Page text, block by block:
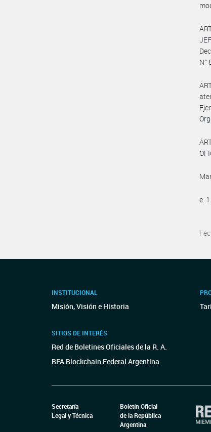
N°
e.
INSTITUCIONAL
Misión, Visión e Historia
SITIOS DE INTERÉS
Red de Boletines Oficiales de la R. A.
BFA Blockchain Federal Argentina
Secretaría
Legal y Técnica
Boletín Oficial
de la República
Argentina